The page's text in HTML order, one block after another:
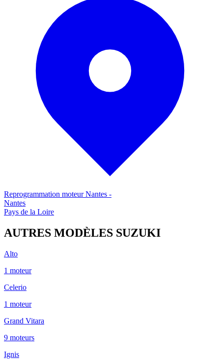
Reprogrammation moteurNantes -
Nantes
Pays de la Loire
AUTRES MODÈLES SUZUKI
Alto
1 moteur
Celerio
1 moteur
Grand Vitara
9 moteurs
Ignis